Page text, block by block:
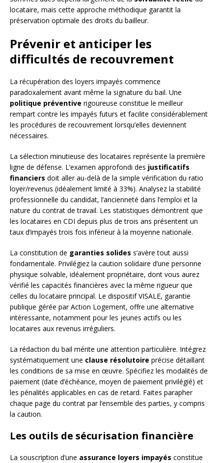
locataire, mais cette approche méthodique garantit la
préservation optimale des droits du bailleur.
Prévenir et anticiper les
difficultés de recouvrement
La récupération des loyers impayés commence
paradoxalement avant même la signature du bail. Une
politique préventive rigoureuse constitue le meilleur
rempart contre les impayés futurs et facilite considérablement
les procédures de recouvrement lorsqu’elles deviennent
nécessaires.
La sélection minutieuse des locataires représente la première
ligne de défense. L’examen approfondi des justificatifs
financiers doit aller au-delà de la simple vérification du ratio
loyer/revenus (idéalement limité à 33%). Analysez la stabilité
professionnelle du candidat, l’ancienneté dans l’emploi et la
nature du contrat de travail. Les statistiques démontrent que
les locataires en CDI depuis plus de trois ans présentent un
taux d’impayés trois fois inférieur à la moyenne nationale.
La constitution de garanties solides s’avère tout aussi
fondamentale. Privilégiez la caution solidaire d’une personne
physique solvable, idéalement propriétaire, dont vous aurez
vérifié les capacités financières avec la même rigueur que
celles du locataire principal. Le dispositif VISALE, garantie
publique gérée par Action Logement, offre une alternative
intéressante, notamment pour les jeunes actifs ou les
locataires aux revenus irréguliers.
La rédaction du bail mérite une attention particulière. Intégrez
systématiquement une clause résolutoire précise détaillant
les conditions de sa mise en œuvre. Spécifiez les modalités de
paiement (date d’échéance, moyen de paiement privilégié) et
les pénalités applicables en cas de retard. Faites parapher
chaque page du contrat par l’ensemble des parties, y compris
la caution.
Les outils de sécurisation financière
La souscription d’une assurance loyers impayés constitue